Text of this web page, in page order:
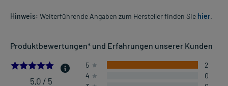
Hinweis: Weiterführende Angaben zum Hersteller finden Sie hier.
Produktbewertungen* und Erfahrungen unserer Kunden
5.0
5,0 / 5
5
2
4
0